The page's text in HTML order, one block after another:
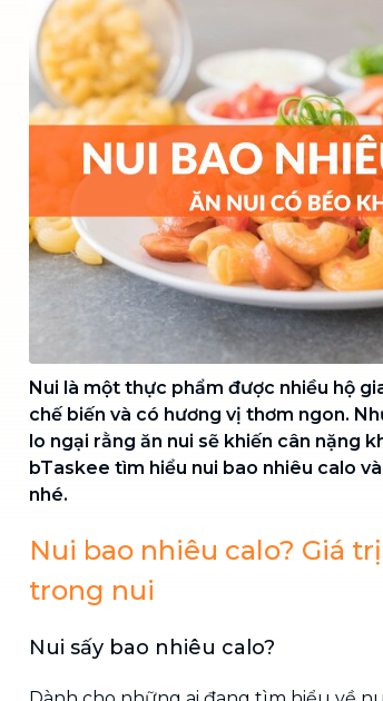
Chuyển nhà trọn gói, không lo dọn
dẹp nơi đi nơi đến
Vệ sinh công nghiệp
Vệ sinh chuyên nghiệp cho văn
phòng, nhà xưởng, công trình lớn
Nui là một thực phẩm được nhiều hộ
chế biến và có hương vị thơm ngon.
lo ngại rằng ăn nui sẽ khiến cân nặng
bTaskee tìm hiểu nui bao nhiêu calo
nhé.
Nui bao nhiêu calo? Giá
trong nui
Nui sấy bao nhiêu calo?